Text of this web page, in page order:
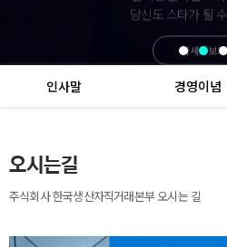
자세히보기
자세히보기
자세히보기
자세히보기
자세히보기
자세히보기
자세히보기
자세히보기
자세히보기
인사말 경영이념
오시는길
주식회사 한국생산자직거래본부 오시는 길